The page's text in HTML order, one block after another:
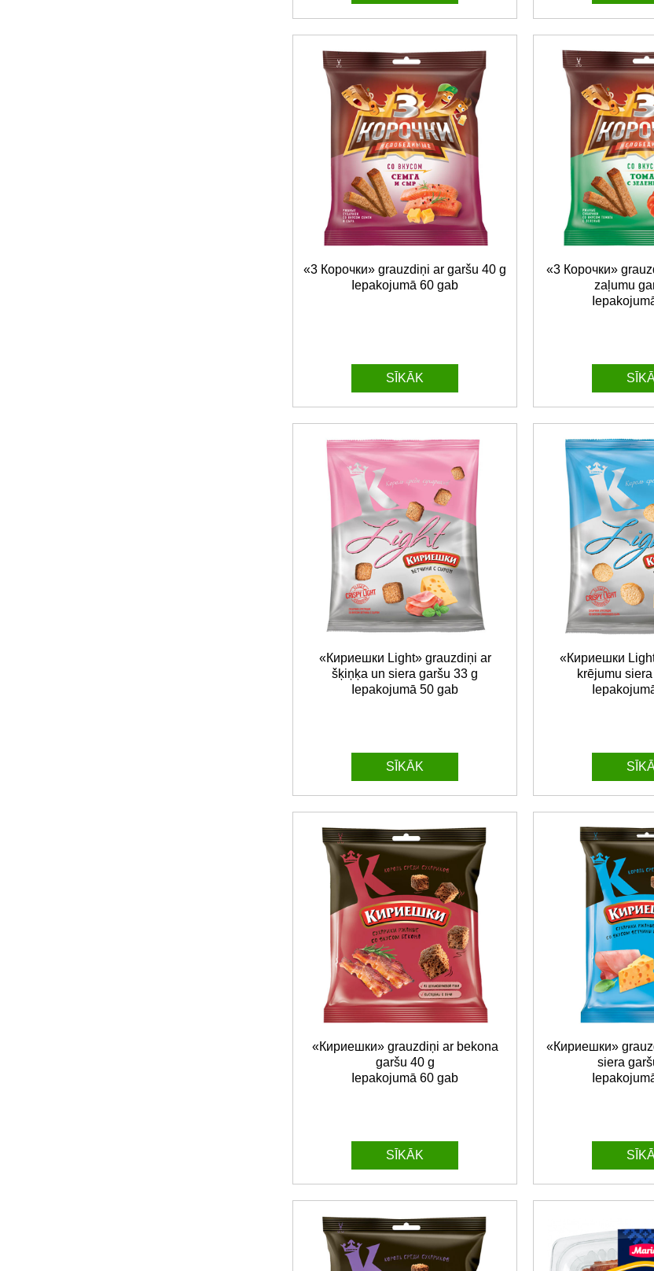
«3 Корочки» grauzdiņi ar garšu 40 g
Iepakojumā 60 gab
SĪKĀK
«3 Корочки»
zaļumu
«Кириешки Light» grauzdiņi ar
šķiņķa un siera garšu 33 g
Iepakojumā 50 gab
SĪKĀK
«Кириешки
krējumu
«Кириешки» grauzdiņi ar bekona
garšu 40 g
Iepakojumā 60 gab
SĪKĀK
«Кириешки»
siera